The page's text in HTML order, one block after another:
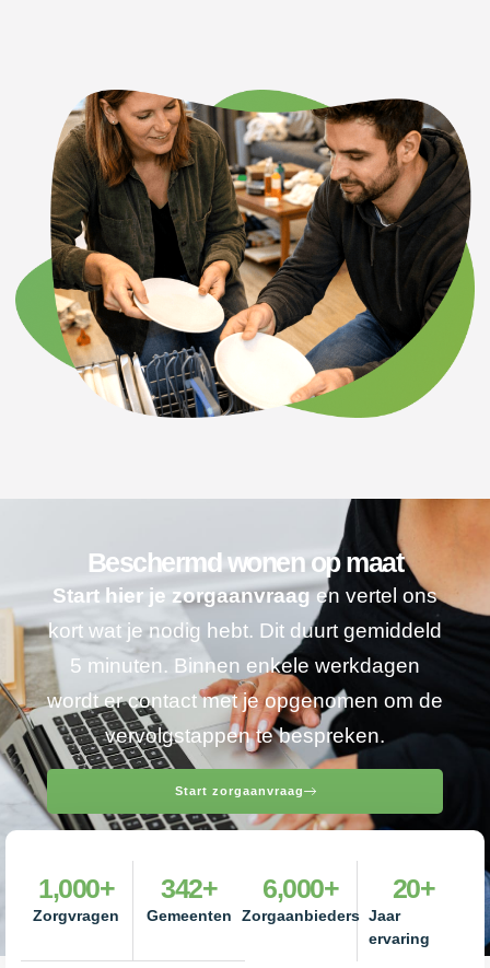
Beschermd wonen op maat
Start hier je zorgaanvraagen vertel ons
kort wat je nodig hebt. Dit duurt gemiddeld
5 minuten. Binnen enkele werkdagen
wordt er contact met je opgenomen om de
vervolgstappen te bespreken.
Start zorgaanvraag
Zorgvragen
1,000+
Gemeenten
342+
Zorgaanbieders
6,000+
Jaar
ervaring
20+